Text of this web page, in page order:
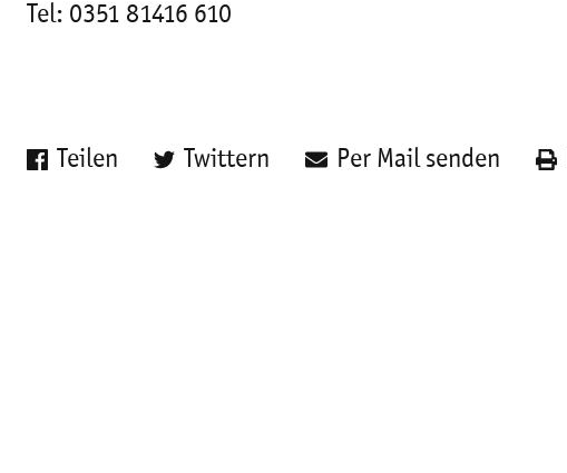
Tel: 0351 81416 610
Teilen Twittern Per Mail senden